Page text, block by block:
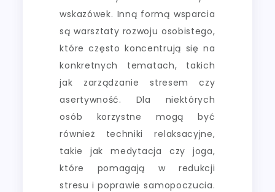
wskazówek. Inną formą wsparcia
są warsztaty rozwoju osobistego,
które często koncentrują się na
konkretnych tematach, takich
jak zarządzanie stresem czy
asertywność. Dla niektórych
osób korzystne mogą być
również techniki relaksacyjne,
takie jak medytacja czy joga,
które pomagają w redukcji
stresu i poprawie samopoczucia.